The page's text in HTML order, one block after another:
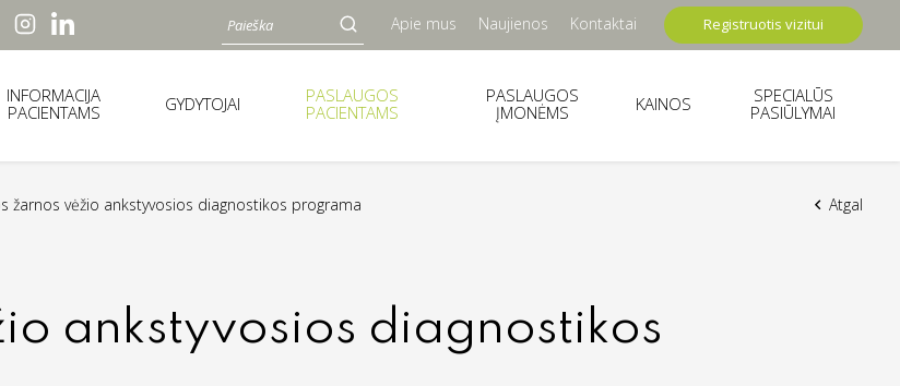
Apie mus Naujienos Kontaktai Registruotis vizitui
INFORMACIJA
PACIENTAMS
GYDYTOJAI
PASLAUGOS
PACIENTAMS
PASLAUGOS
ĮMONĖMS
KAINOS
SPECIALŪS
PASIŪLYMAI
žarnos vėžio ankstyvosios diagnostikos programa Atgal
ankstyvosios diagnostikos